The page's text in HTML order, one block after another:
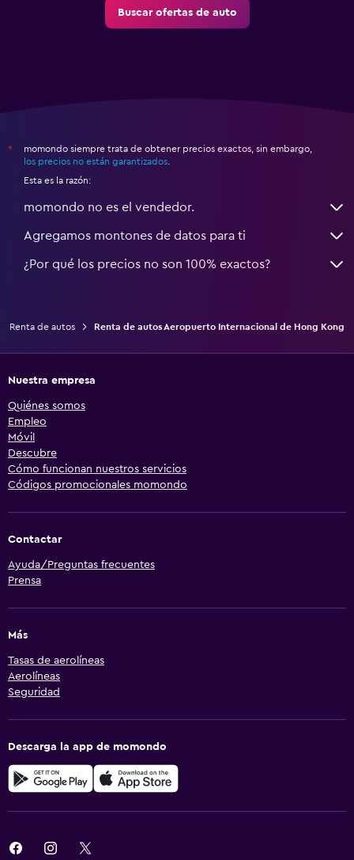
Buscar ofertas de auto
*
momondo siempre trata de obtener precios exactos, sin embargo,
los precios no están garantizados.
Esta es la razón:
momondo no es el vendedor.
Agregamos montones de datos para ti
¿Por qué los precios no son 100% exactos?
Renta de autos Renta de autos Aeropuerto Internacional de Hong Kong
Nuestra empresa
Quiénes somos
Empleo
Móvil
Descubre
Cómo funcionan nuestros servicios
Códigos promocionales momondo
Contactar
Ayuda/Preguntas frecuentes
Prensa
Más
Tasas de aerolíneas
Aerolíneas
Seguridad
Descarga la app de momondo